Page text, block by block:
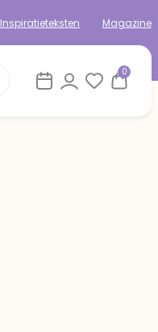
Inspiratieteksten Magazine
0